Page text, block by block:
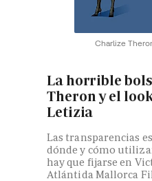
Charlize
La horrible
Theron y el
Letizia
Las transparencias
dónde y cómo
hay que fijarse en
Atlántida Mallorca